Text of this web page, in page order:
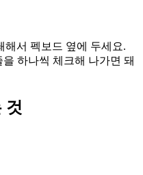
해서 펙보드 옆에 두세요.
하나씩 체크해 나가면 돼
것